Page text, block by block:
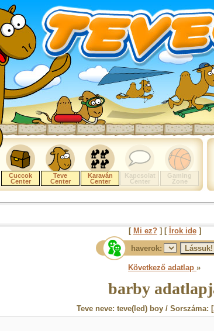
Cuccok
Center
Teve
Center
Karaván
Center
Kapcsolat
Center
Gaming
Zone
[ Mi ez?] [ Írok ide]
haverok:
Következő adatlap »
barby
Teve neve: teve(led) boy / Sorszáma: [